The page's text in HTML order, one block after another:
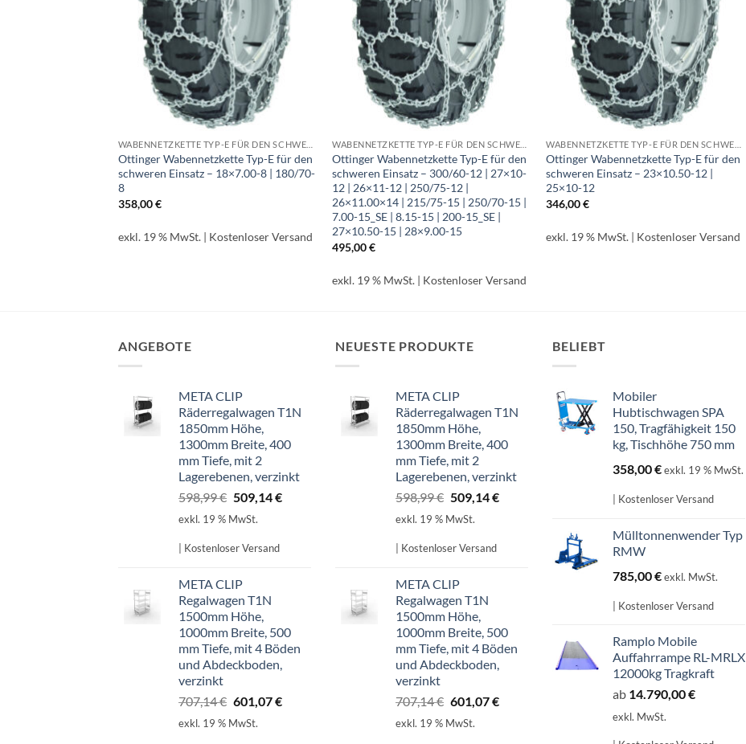
Ottinger Wabennetzkette Typ-E für den
schweren Einsatz – 18×7.00-8 | 180/70-
8
358,00€
exkl. 19 % MwSt. | Kostenloser Versand
Ottinger Wabennetzkette Typ-E für den
schweren Einsatz – 300/60-12 | 27×10-
12 | 26×11-12 | 250/75-12 |
26×11.00×14 | 215/75-15 | 250/70-15 |
7.00-15_SE | 8.15-15 | 200-15_SE |
27×10.50-15 | 28×9.00-15
495,00€
exkl. 19 % MwSt. | Kostenloser Versand
Ottinger Wabennetzkette Typ-E für den
schweren Einsatz – 23×10.50-12 |
25×10-12
346,00€
exkl. 19 % MwSt. | Kostenloser Versand
ANGEBOTE
META CLIP
Räderregalwagen T1N
1850mm Höhe,
1300mm Breite, 400
mm Tiefe, mit 2
Lagerebenen, verzinkt
598,99€ Ursprünglicher
Preis
598,99 €
509,14€Aktueller
exkl. 19 % MwSt.
| Kostenloser Versand
META CLIP
Regalwagen T1N
1500mm Höhe,
1000mm Breite, 500
mm Tiefe, mit 4 Böden
und Abdeckboden,
verzinkt
707,14€ Ursprünglicher
Preis
601,07€Aktueller
exkl. 19 % MwSt.
NEUESTE PRODUKTE
META CLIP
Räderregalwagen T1N
1850mm Höhe,
1300mm Breite, 400
mm Tiefe, mit 2
Lagerebenen, verzinkt
598,99€ Ursprünglicher
Preis
598,99 €
509,14€Aktueller
exkl. 19 % MwSt.
| Kostenloser Versand
META CLIP
Regalwagen T1N
1500mm Höhe,
1000mm Breite, 500
mm Tiefe, mit 4 Böden
und Abdeckboden,
verzinkt
707,14€ Ursprünglicher
Preis
601,07€Aktueller
exkl. 19 % MwSt.
BELIEBT
Mobiler
Hubtischwagen SPA
150, Tragfähigkeit 150
kg, Tischhöhe 750 mm
358,00€exkl. 19 % MwSt.
| Kostenloser Versand
Mülltonnenwender Typ
RMW
785,00€exkl. MwSt.
| Kostenloser Versand
Ramplo Mobile
Auffahrrampe RL-MRLX
12000kg Tragkraft
ab 14.790,00€
exkl. MwSt.